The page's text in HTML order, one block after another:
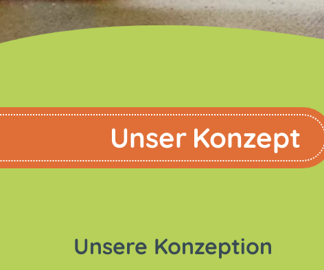
Unser Konzept
Unsere Konzeption